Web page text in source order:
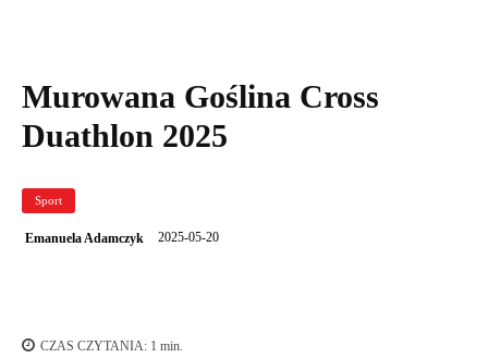
Murowana Goślina Cross
Duathlon 2025
Sport
Emanuela Adamczyk 2025-05-20
CZAS CZYTANIA: 1 min.